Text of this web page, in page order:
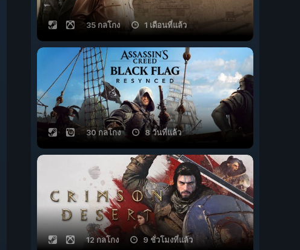
35 กลโกง 1 เดือนที่แล้ว
30 กลโกง 8 วันที่แล้ว
12 กลโกง 9 ชั่วโมงที่แล้ว